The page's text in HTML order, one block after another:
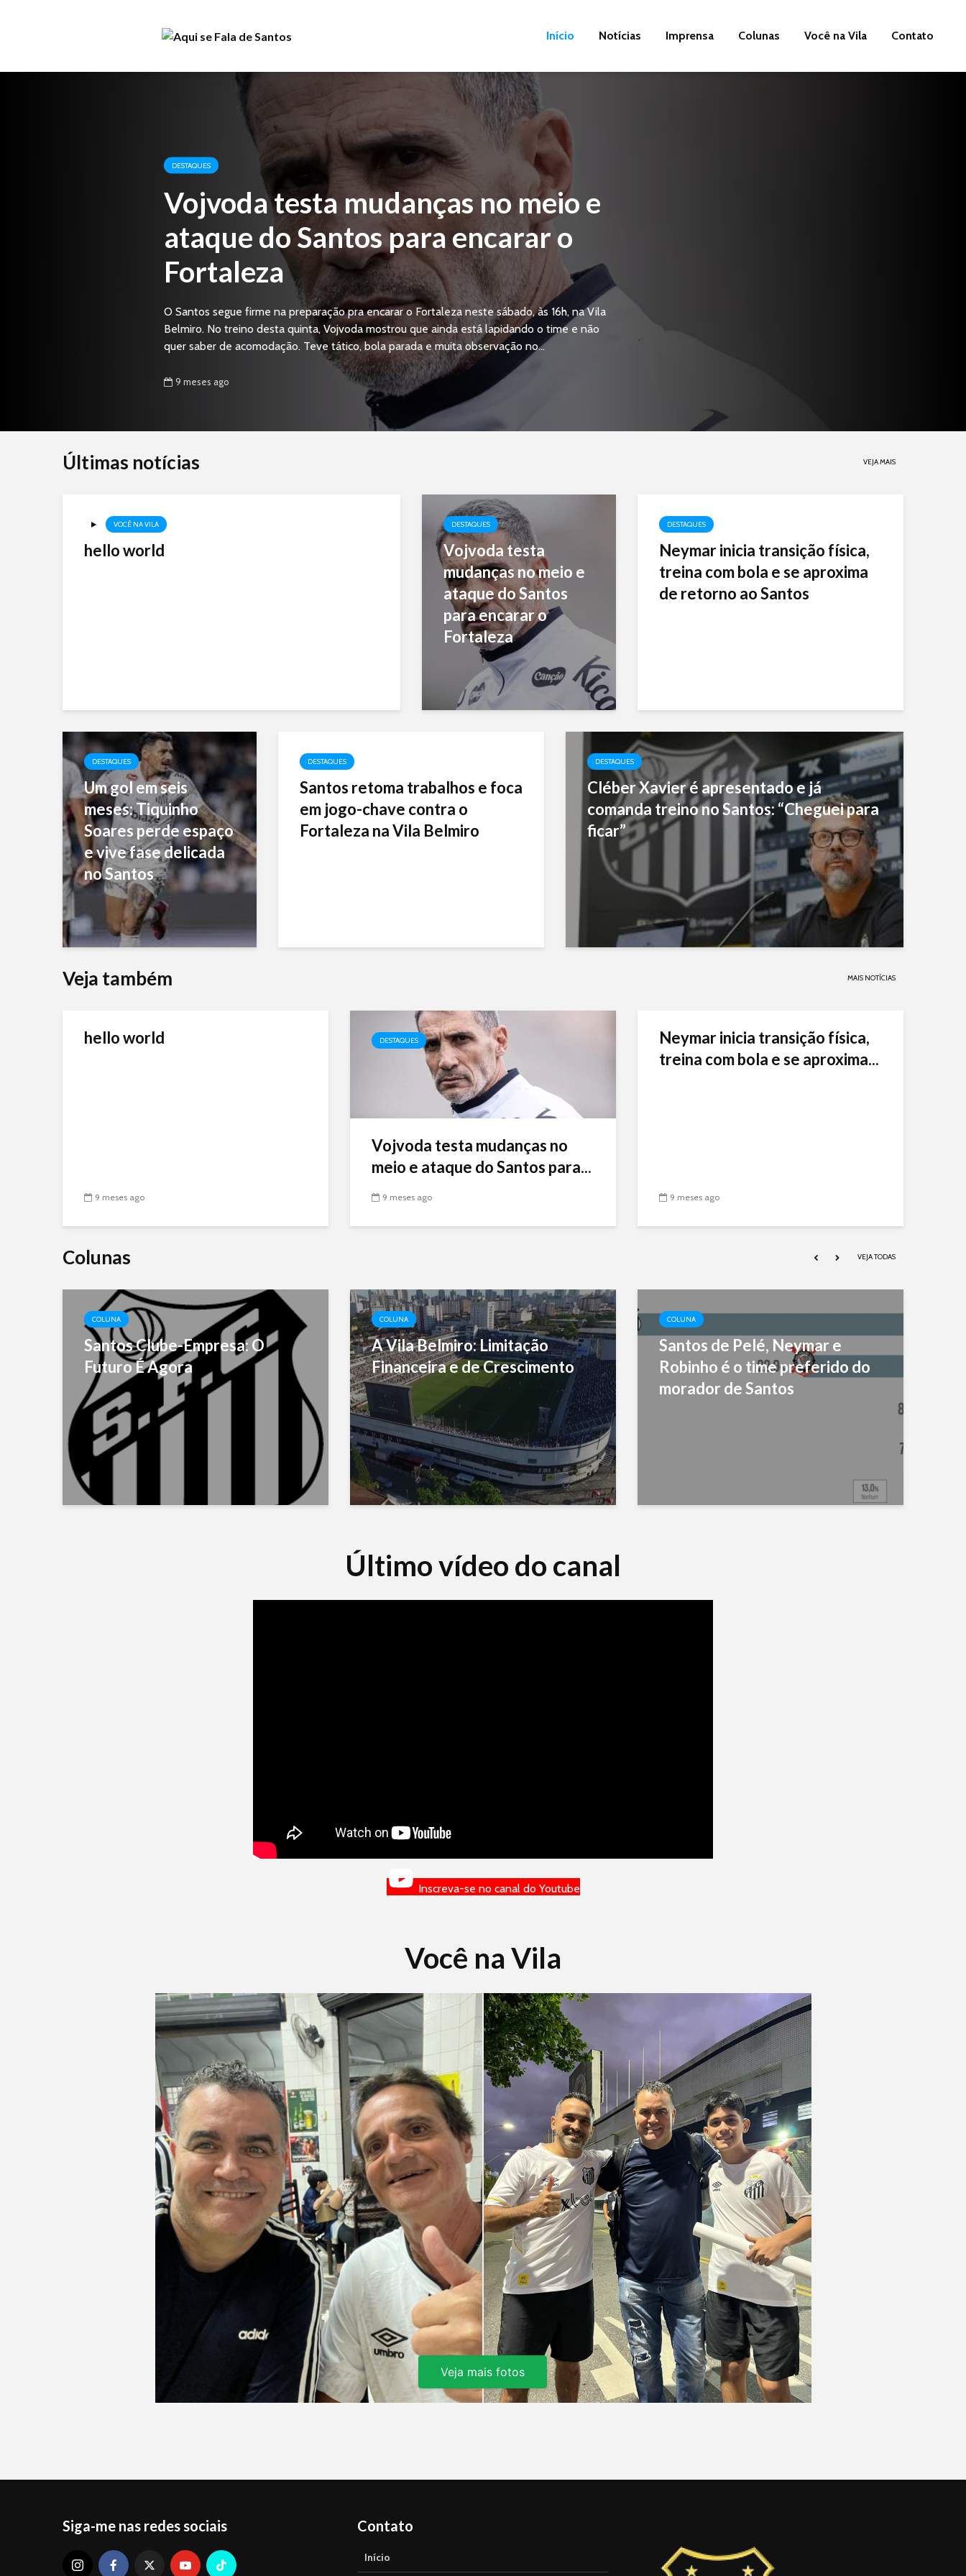
Início Notícias Imprensa Colunas Você na Vila Contato
DESTAQUES
Vojvoda testa mudanças no meio e
ataque do Santos para encarar o
Fortaleza
O Santos segue firme na preparação pra encarar o Fortaleza neste sábado, às 16h, na Vila
Belmiro. No treino desta quinta, Vojvoda mostrou que ainda está lapidando o time e não
quer saber de acomodação. Teve tático, bola parada e muita observação no...
9 meses ago
Últimas notícias VEJA MAIS
VOCÊ NA VILA
hello world
DESTAQUES
Vojvoda testa
mudanças no meio e
ataque do Santos
para encarar o
Fortaleza
DESTAQUES
Neymar inicia transição física,
treina com bola e se aproxima
de retorno ao Santos
DESTAQUES
Um gol em seis
meses: Tiquinho
Soares perde espaço
e vive fase delicada
no Santos
DESTAQUES
Santos retoma trabalhos e foca
em jogo-chave contra o
Fortaleza na Vila Belmiro
DESTAQUES
Cléber Xavier é apresentado e já
comanda treino no Santos: “Cheguei para
ficar”
Veja também MAIS NOTÍCIAS
hello world
9 meses ago
DESTAQUES
Vojvoda testa mudanças no
meio e ataque do Santos para...
9 meses ago
Neymar inicia transição física,
treina com bola e se aproxima...
9 meses ago
Colunas VEJA TODAS
COLUNA
Santos Clube-Empresa: O
Futuro É Agora
COLUNA
A Vila Belmiro: Limitação
Financeira e de Crescimento
COLUNA
Santos de Pelé, Neymar e
Robinho é o time preferido do
morador de Santos
Último vídeo do canal
Inscreva-se no canal do Youtube
Você na Vila
Veja mais fotos
Siga-me nas redes sociais Contato
Início